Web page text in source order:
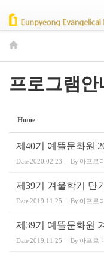
프로그램안
Home
제40기 예뜰문화원
Date2020.02.23 By 아프로
제39기 겨울학기 단
Date2019.11.25 By 아프로
제39기 예뜰문화원
Date2019.11.25 By 아프로